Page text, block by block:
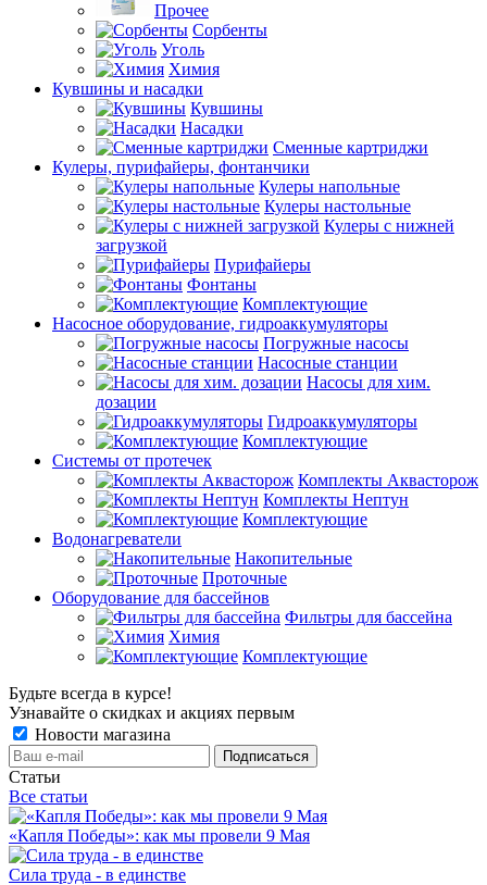
Прочее
Сорбенты
Уголь
Химия
Кувшины и насадки
Кувшины
Насадки
Сменные картриджи
Кулеры, пурифайеры, фонтанчики
Кулеры напольные
Кулеры настольные
Кулеры с нижней
загрузкой
Пурифайеры
Фонтаны
Комплектующие
Насосное оборудование, гидроаккумуляторы
Погружные насосы
Насосные станции
Насосы для хим.
дозации
Гидроаккумуляторы
Комплектующие
Системы от протечек
Комплекты Аквасторож
Комплекты Нептун
Комплектующие
Водонагреватели
Накопительные
Проточные
Оборудование для бассейнов
Фильтры для бассейна
Химия
Комплектующие
Будьте всегда в курсе!
Узнавайте о скидках и акциях первым
Новости магазина
Статьи
Все статьи
«Капля Победы»: как мы провели 9 Мая
Сила труда - в единстве